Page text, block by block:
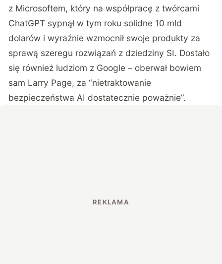
z Microsoftem, który na współpracę z twórcami
ChatGPT sypnął w tym roku solidne 10 mld
dolarów i wyraźnie wzmocnił swoje produkty za
sprawą szeregu rozwiązań z dziedziny SI. Dostało
się również ludziom z Google – oberwał bowiem
sam Larry Page, za “nietraktowanie
bezpieczeństwa AI dostatecznie poważnie”.